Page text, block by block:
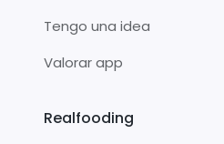
Tengo una idea
Valorar app
Realfooding